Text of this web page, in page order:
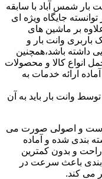
بار شمس آباد با سابقه
جایگاه ویژه ای
بر ماشین های
باربری وانت بار و
داشته باشد،همچنین
انواع کالا و محصولات
ارائه خدمات به
وانت بار باید به آن
درست و اصولی صورت می
بندی شده و آماده
و بدون کمترین
باعث سرعت در
می کند.